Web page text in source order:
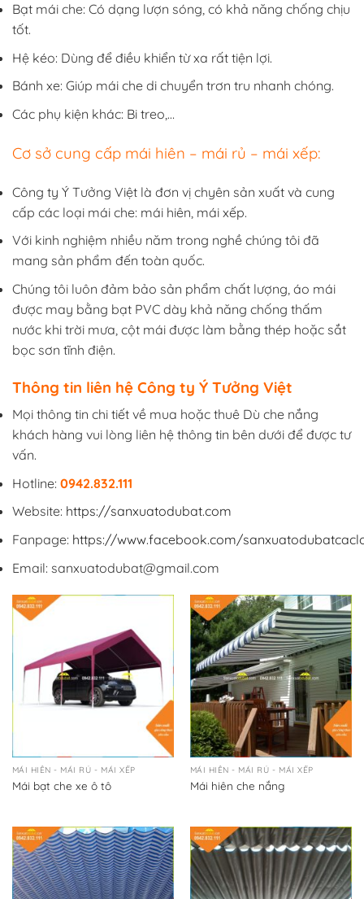
Bạt mái che: Có dạng lượn sóng, có khả năng chống chịu
tốt.
Hệ kéo: Dùng để điều khiển từ xa rất tiện lợi.
Bánh xe: Giúp mái che di chuyển trơn tru nhanh chóng.
Các phụ kiện khác: Bi treo,…
Cơ sở cung cấp mái hiên – mái rủ – mái xếp:
Công ty Ý Tưởng Việt là đơn vị chyên sản xuất và cung
cấp các loại mái che: mái hiên, mái xếp.
Với kinh nghiệm nhiều năm trong nghề chúng tôi đã
mang sản phẩm đến toàn quốc.
Chúng tôi luôn đảm bảo sản phẩm chất lượng, áo mái
được may bằng bạt PVC dày khả năng chống thấm
nước khi trời mưa, cột mái được làm bằng thép hoặc sắt
bọc sơn tĩnh điện.
Thông tin liên hệ Công ty Ý Tưởng Việt
Mọi thông tin chi tiết về mua hoặc thuê Dù che nắng
khách hàng vui lòng liên hệ thông tin bên dưới để được tư
vấn.
Hotline: 0942.832.111
Website: https://sanxuatodubat.com
Fanpage: https://www.facebook.com/
Email: sanxuatodubat@gmail.com
MÁI HIÊN - MÁI RỦ - MÁI XẾP
Mái bạt che xe ô tô
MÁI HIÊN - MÁI RỦ - MÁI XẾP
Mái hiên che nắng